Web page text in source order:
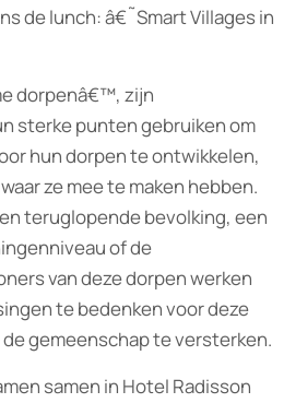
de lunch: â€˜Smart Villages in
dorpenâ€™, zijn
sterke punten gebruiken om
hun dorpen te ontwikkelen,
ze mee te maken hebben.
teruglopende bevolking, een
of de
van deze dorpen werken
te bedenken voor deze
gemeenschap te versterken.
samen in Hotel Radisson